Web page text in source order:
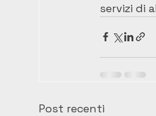
servizi di
Post recenti